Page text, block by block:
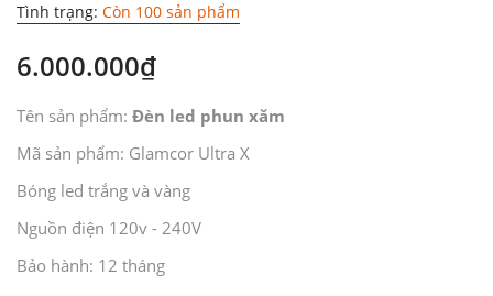
Tình trạng: Còn 100 sản phẩm
6.000.000₫
Tên sản phẩm: Đèn led phun xăm
Mã sản phẩm: Glamcor Ultra X
Bóng led trắng và vàng
Nguồn điện 120v - 240V
Bảo hành: 12 tháng